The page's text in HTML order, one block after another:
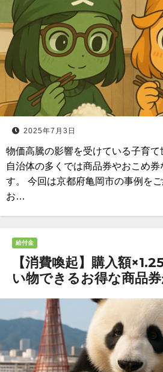
2025年7月3日
物価高騰の影響を受けている子育て
自治体の多くでは商品券やおこめ券
す。 今回は京都府亀岡市の事例を
お…
給付金
【消費喚起】購入額
い物できるお得な商品